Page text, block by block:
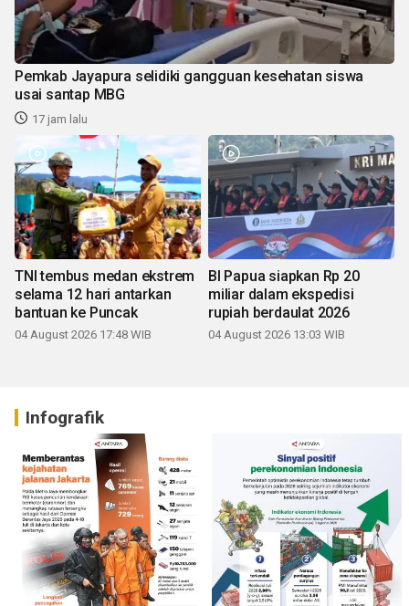
Pemkab Jayapura selidiki gangguan kesehatan siswa
usai santap MBG
17 jam lalu
TNI tembus medan ekstrem
selama 12 hari antarkan
bantuan ke Puncak
04 August 2026 17:48 WIB
BI Papua siapkan Rp 20
miliar dalam ekspedisi
rupiah berdaulat 2026
04 August 2026 13:03 WIB
Infografik